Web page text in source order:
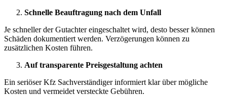
Schnelle Beauftragung nach dem Unfall
Je schneller der Gutachter eingeschaltet wird, desto besser können
Schäden dokumentiert werden. Verzögerungen können zu
zusätzlichen Kosten führen.
Auf transparente Preisgestaltung achten
Ein seriöser Kfz Sachverständiger informiert klar über mögliche
Kosten und vermeidet versteckte Gebühren.